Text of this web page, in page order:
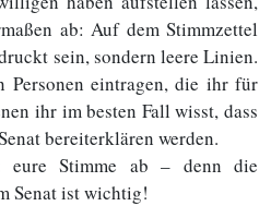
ab: Auf dem Stimmzettel
sein, sondern leere Linien.
Personen eintragen, die ihr für
ihr im besten Fall wisst, dass
bereiterklären werden.
eure Stimme ab – denn die
Senat ist wichtig!